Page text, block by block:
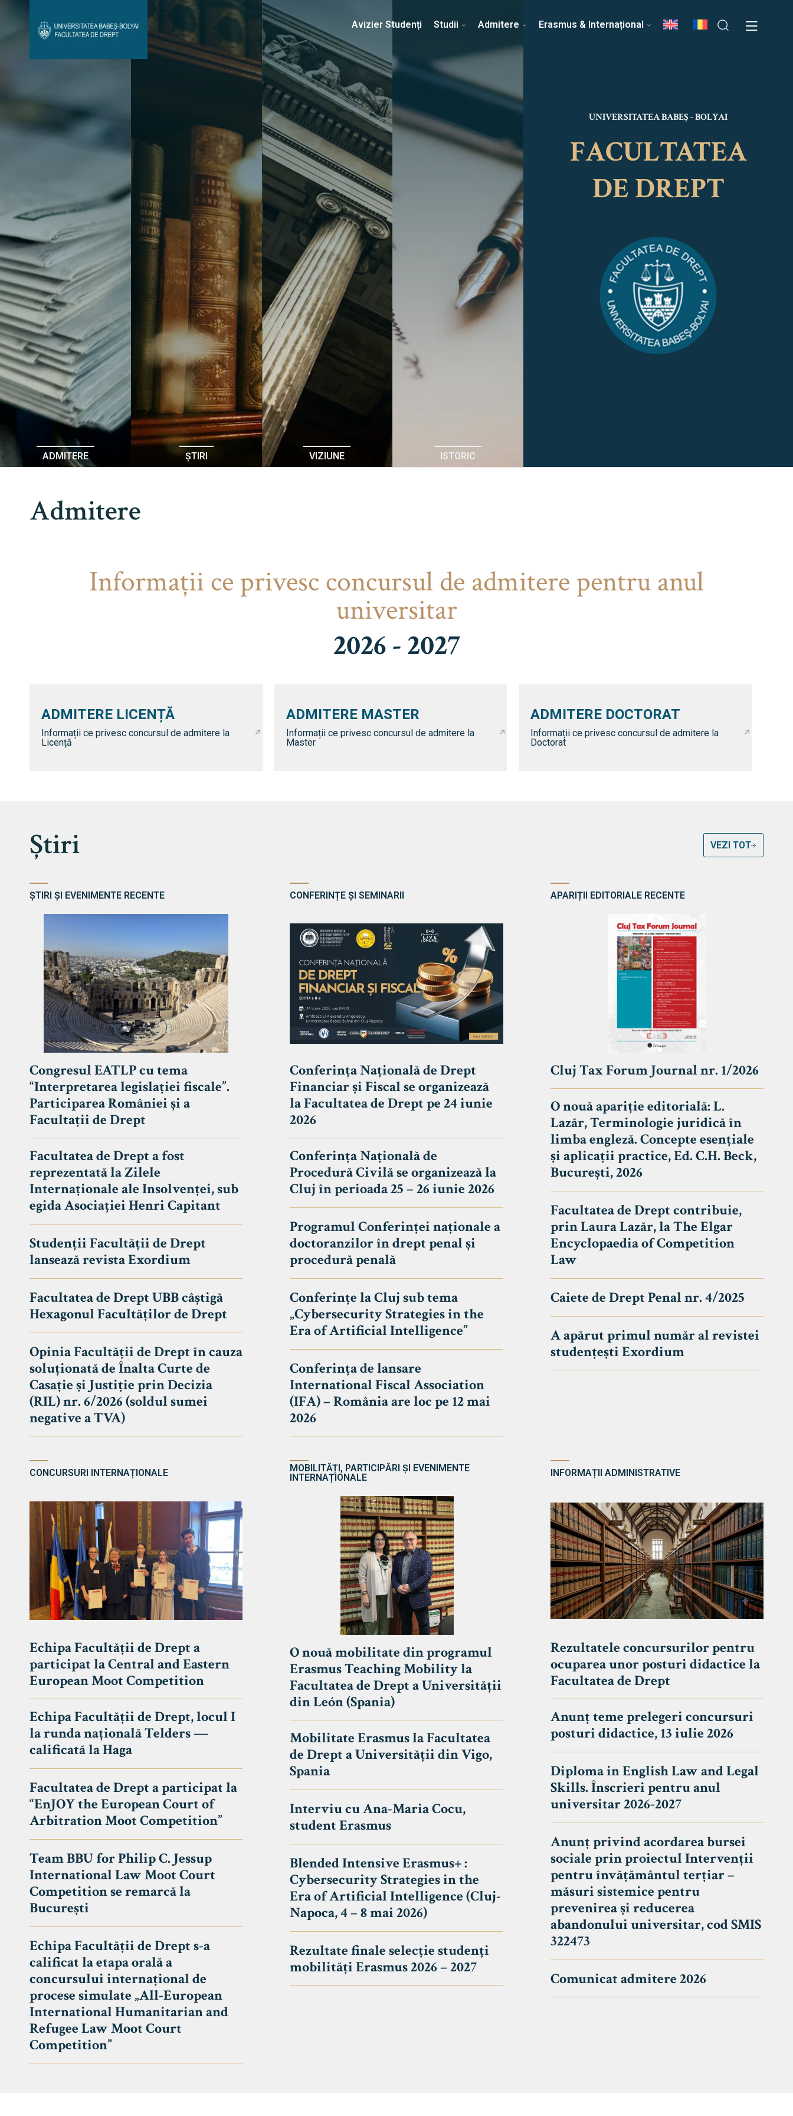
Avizier Studenți Admitere Erasmus & Internațional Despre Facultate Știri Echipa Facultății
Contact
UNIVERSITATEA BABEȘ - BOLYAI
FACULTATEA
DE DREPT
Avizier Studenți
Studii
Admitere
Erasmus & Internațional
Echipa Facultății
Bibliotecă & Reviste
Contact
Avizier Studenți Studii Admitere Erasmus & Internațional
ADMITERE ȘTIRI VIZIUNE ISTORIC
UNIVERSITATEA BABEȘ - BOLYAI
FACULTATEA
DE DREPT
Admitere
Informaţii ce privesc concursul de admitere pentru anul
universitar
2026 - 2027
ADMITERE LICENȚĂ
Informații ce privesc concursul de admitere la
Licență
ADMITERE MASTER
Informații ce privesc concursul de admitere la
Master
ADMITERE DOCTORAT
Informații ce privesc concursul de admitere la
Doctorat
Știri VEZI TOT
ȘTIRI ȘI EVENIMENTE RECENTE
Congresul EATLP cu tema
“Interpretarea legislației fiscale”.
Participarea României și a
Facultații de Drept
Facultatea de Drept a fost
reprezentată la Zilele
Internaționale ale Insolvenței, sub
egida Asociației Henri Capitant
Studenții Facultății de Drept
lansează revista Exordium
Facultatea de Drept UBB câștigă
Hexagonul Facultăților de Drept
Opinia Facultății de Drept în cauza
soluționată de Înalta Curte de
Casație și Justiție prin Decizia
(RIL) nr. 6/2026 (soldul sumei
negative a TVA)
CONFERINȚE ȘI SEMINARII
Conferința Națională de Drept
Financiar și Fiscal se organizează
la Facultatea de Drept pe 24 iunie
2026
Conferința Națională de
Procedură Civilă se organizează la
Cluj în perioada 25 – 26 iunie 2026
Programul Conferinței naționale a
doctoranzilor în drept penal și
procedură penală
Conferințe la Cluj sub tema
„Cybersecurity Strategies in the
Era of Artificial Intelligence”
Conferința de lansare
International Fiscal Association
(IFA) – România are loc pe 12 mai
2026
APARIȚII EDITORIALE RECENTE
Cluj Tax Forum Journal nr. 1/2026
O nouă apariție editorială: L.
Lazăr, Terminologie juridică în
limba engleză. Concepte esențiale
și aplicații practice, Ed. C.H. Beck,
București, 2026
Facultatea de Drept contribuie,
prin Laura Lazăr, la The Elgar
Encyclopaedia of Competition
Law
Caiete de Drept Penal nr. 4/2025
A apărut primul număr al revistei
studențești Exordium
CONCURSURI INTERNAȚIONALE
Echipa Facultății de Drept a
participat la Central and Eastern
European Moot Competition
Echipa Facultății de Drept, locul I
la runda națională Telders —
calificată la Haga
Facultatea de Drept a participat la
“EnJOY the European Court of
Arbitration Moot Competition”
Team BBU for Philip C. Jessup
International Law Moot Court
Competition se remarcă la
București
Echipa Facultății de Drept s-a
calificat la etapa orală a
concursului internațional de
procese simulate „All-European
International Humanitarian and
Refugee Law Moot Court
Competition”
MOBILITĂȚI, PARTICIPĂRI ȘI EVENIMENTE
INTERNAȚIONALE
O nouă mobilitate din programul
Erasmus Teaching Mobility la
Facultatea de Drept a Universității
din León (Spania)
Mobilitate Erasmus la Facultatea
de Drept a Universității din Vigo,
Spania
Interviu cu Ana-Maria Cocu,
student Erasmus
Blended Intensive Erasmus+ :
Cybersecurity Strategies in the
Era of Artificial Intelligence (Cluj-
Napoca, 4 – 8 mai 2026)
Rezultate finale selecție studenți
mobilități Erasmus 2026 – 2027
INFORMAȚII ADMINISTRATIVE
Rezultatele concursurilor pentru
ocuparea unor posturi didactice la
Facultatea de Drept
Anunț teme prelegeri concursuri
posturi didactice, 13 iulie 2026
Diploma in English Law and Legal
Skills. Înscrieri pentru anul
universitar 2026-2027
Anunț privind acordarea bursei
sociale prin proiectul Intervenții
pentru învățământul terțiar –
măsuri sistemice pentru
prevenirea și reducerea
abandonului universitar, cod SMIS
322473
Comunicat admitere 2026